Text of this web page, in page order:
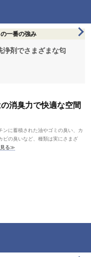
一番の強み
浄剤でさまざまな匂
消臭力で快適な空間
に蓄積された油やゴミの臭い、カ
ビの臭いなど、種類は実にさまざ
見る≫